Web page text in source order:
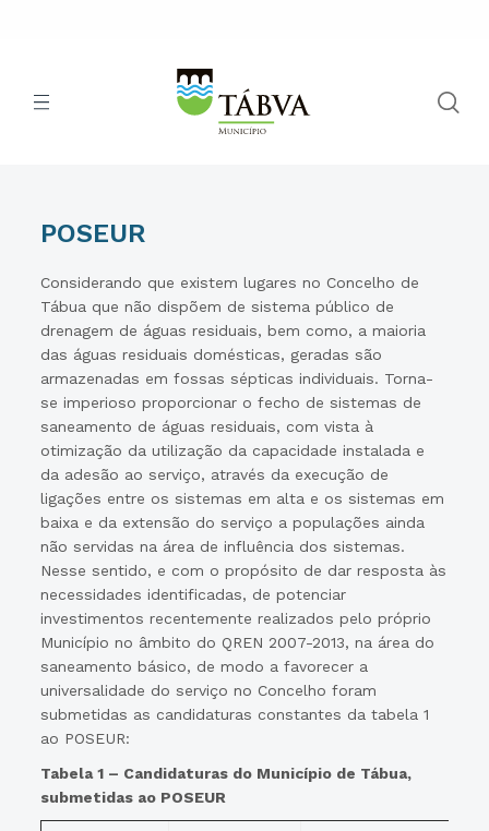
POSEUR
Considerando que existem lugares no Concelho de
Tábua que não dispõem de sistema público de
drenagem de águas residuais, bem como, a maioria
das águas residuais domésticas, geradas são
armazenadas em fossas sépticas individuais. Torna-
se imperioso proporcionar o fecho de sistemas de
saneamento de águas residuais, com vista à
otimização da utilização da capacidade instalada e
da adesão ao serviço, através da execução de
ligações entre os sistemas em alta e os sistemas em
baixa e da extensão do serviço a populações ainda
não servidas na área de influência dos sistemas.
Nesse sentido, e com o propósito de dar resposta às
necessidades identificadas, de potenciar
investimentos recentemente realizados pelo próprio
Município no âmbito do QREN 2007-2013, na área do
saneamento básico, de modo a favorecer a
universalidade do serviço no Concelho foram
submetidas as candidaturas constantes da tabela 1
ao POSEUR:
Tabela 1 – Candidaturas do Município de Tábua,
submetidas ao POSEUR